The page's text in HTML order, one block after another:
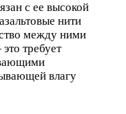
с ее высокой
нити
между ними
требует
влагу